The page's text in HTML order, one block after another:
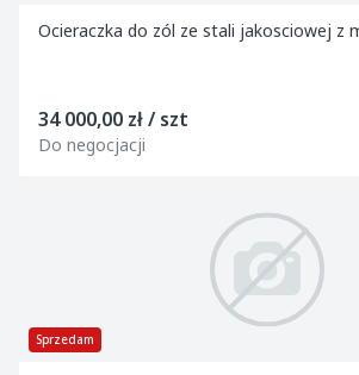
34 000,00 zł / szt
Do negocjacji
Sprzedam